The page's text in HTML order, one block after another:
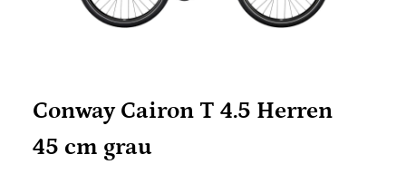
Conway Cairon T 4.5 Herren
45 cm grau